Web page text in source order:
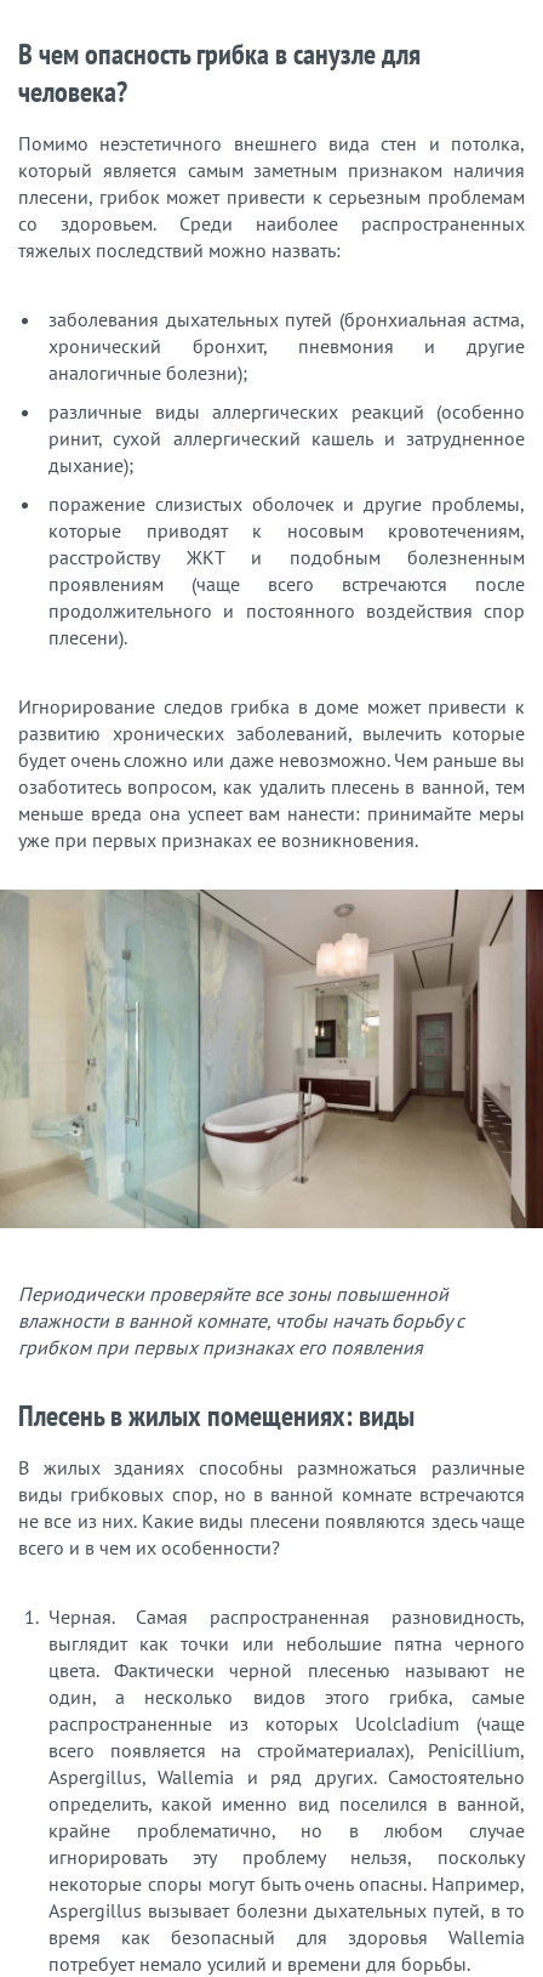
В чем опасность грибка в санузле для
человека?
Помимо неэстетичного внешнего вида стен и потолка,
который является самым заметным признаком наличия
плесени, грибок может привести к серьезным проблемам
со здоровьем. Среди наиболее распространенных
тяжелых последствий можно назвать:
заболевания дыхательных путей (бронхиальная астма,
хронический бронхит, пневмония и другие
аналогичные болезни);
различные виды аллергических реакций (особенно
ринит, сухой аллергический кашель и затрудненное
дыхание);
поражение слизистых оболочек и другие проблемы,
которые приводят к носовым кровотечениям,
расстройству ЖКТ и подобным болезненным
проявлениям (чаще всего встречаются после
продолжительного и постоянного воздействия спор
плесени).
Игнорирование следов грибка в доме может привести к
развитию хронических заболеваний, вылечить которые
будет очень сложно или даже невозможно. Чем раньше вы
озаботитесь вопросом, как удалить плесень в ванной, тем
меньше вреда она успеет вам нанести: принимайте меры
уже при первых признаках ее возникновения.
Периодически проверяйте все зоны повышенной
влажности в ванной комнате, чтобы начать борьбу с
грибком при первых признаках его появления
Плесень в жилых помещениях: виды
В жилых зданиях способны размножаться различные
виды грибковых спор, но в ванной комнате встречаются
не все из них. Какие виды плесени появляются здесь чаще
всего и в чем их особенности?
Черная. Самая распространенная разновидность,
выглядит как точки или небольшие пятна черного
цвета. Фактически черной плесенью называют не
один, а несколько видов этого грибка, самые
распространенные из которых Ucolcladium (чаще
всего появляется на стройматериалах), Penicillium,
Aspergillus, Wallemia и ряд других. Самостоятельно
определить, какой именно вид поселился в ванной,
крайне проблематично, но в любом случае
игнорировать эту проблему нельзя, поскольку
некоторые споры могут быть очень опасны. Например,
Aspergillus вызывает болезни дыхательных путей, в то
время как безопасный для здоровья Wallemia
потребует немало усилий и времени для борьбы.